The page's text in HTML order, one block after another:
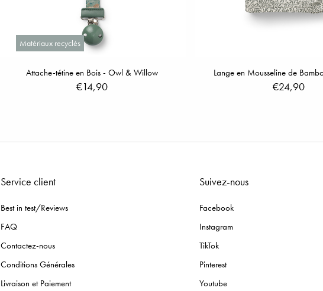
Matériaux recyclés
Attache-tétine en Bois - Owl & Willow
€14,90
Lange en Mousseline de
€24,90
Service client
Best in test/Reviews
FAQ
Contactez-nous
Conditions Générales
Livraison et Paiement
Suivez-nous
Facebook
Instagram
TikTok
Pinterest
Youtube